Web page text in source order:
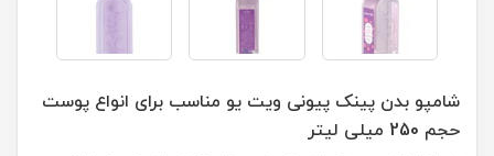
شامپو بدن پینک پیونی ویت یو مناسب برای انواع پوست
حجم 250 میلی لیتر